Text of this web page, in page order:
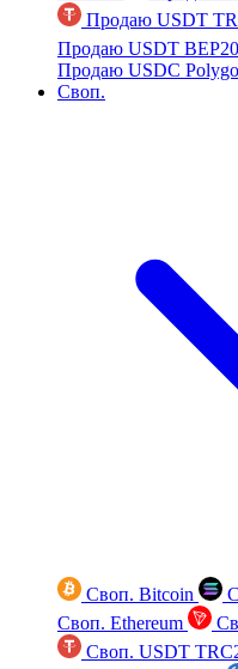
Продаю USDT
Продаю USDT BEP20
Продаю USDC
Своп.
Своп. Bitcoin
Своп. Ethereum
Своп. USDT